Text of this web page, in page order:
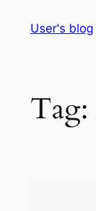
User's blog
Tag: